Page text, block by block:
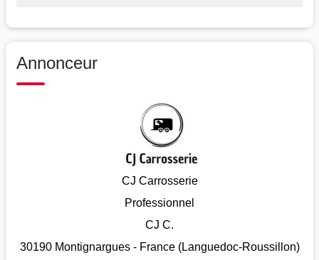
Annonceur
CJ Carrosserie
Professionnel
CJ C.
30190 Montignargues - France (Languedoc-Roussillon)